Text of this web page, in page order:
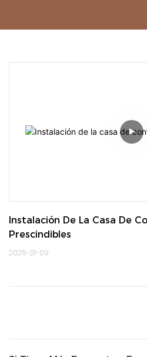
Instalación De La Casa De
Prescindibles
2025-01-09